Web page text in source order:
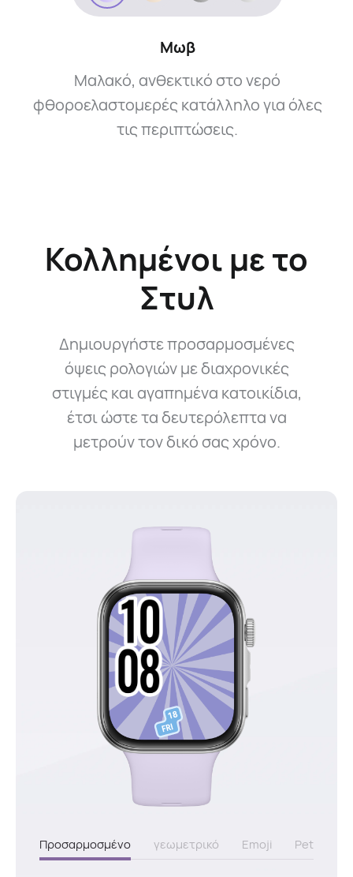
Μωβ
Μαλακό, ανθεκτικό στο νερό
φθοροελαστομερές κατάλληλο για όλες
τις περιπτώσεις.
Κολλημένοι με το
Στυλ
Δημιουργήστε προσαρμοσμένες
όψεις ρολογιών με διαχρονικές
στιγμές και αγαπημένα κατοικίδια,
έτσι ώστε τα δευτερόλεπτα να
μετρούν τον δικό σας χρόνο.
Προσαρμοσμένο γεωμετρικό Emoji Pet